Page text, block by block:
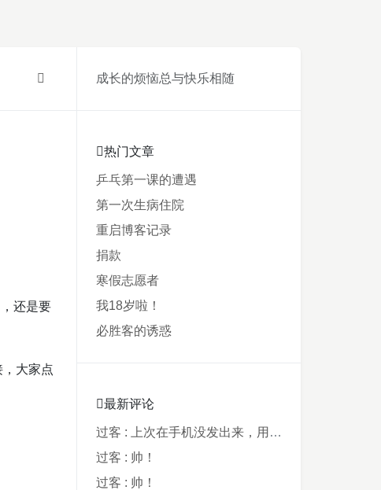
还是要
大家点
成长的烦恼总与快乐相随
热门文章
乒乓第一课的遭遇
第一次生病住院
重启博客记录
捐款
寒假志愿者
我18岁啦！
必胜客的诱惑
最新评论
过客 : 上次在手机没发出来，用电脑才发现要...
过客 : 帅！
过客 : 帅！